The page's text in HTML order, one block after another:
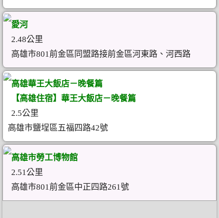
愛河
2.48公里
高雄市801前金區同盟路接前金區河東路、河西路
高雄華王大飯店－晚餐篇
【高雄住宿】華王大飯店－晚餐篇
2.5公里
高雄市鹽埕區五福四路42號
高雄市勞工博物館
2.51公里
高雄市801前金區中正四路261號